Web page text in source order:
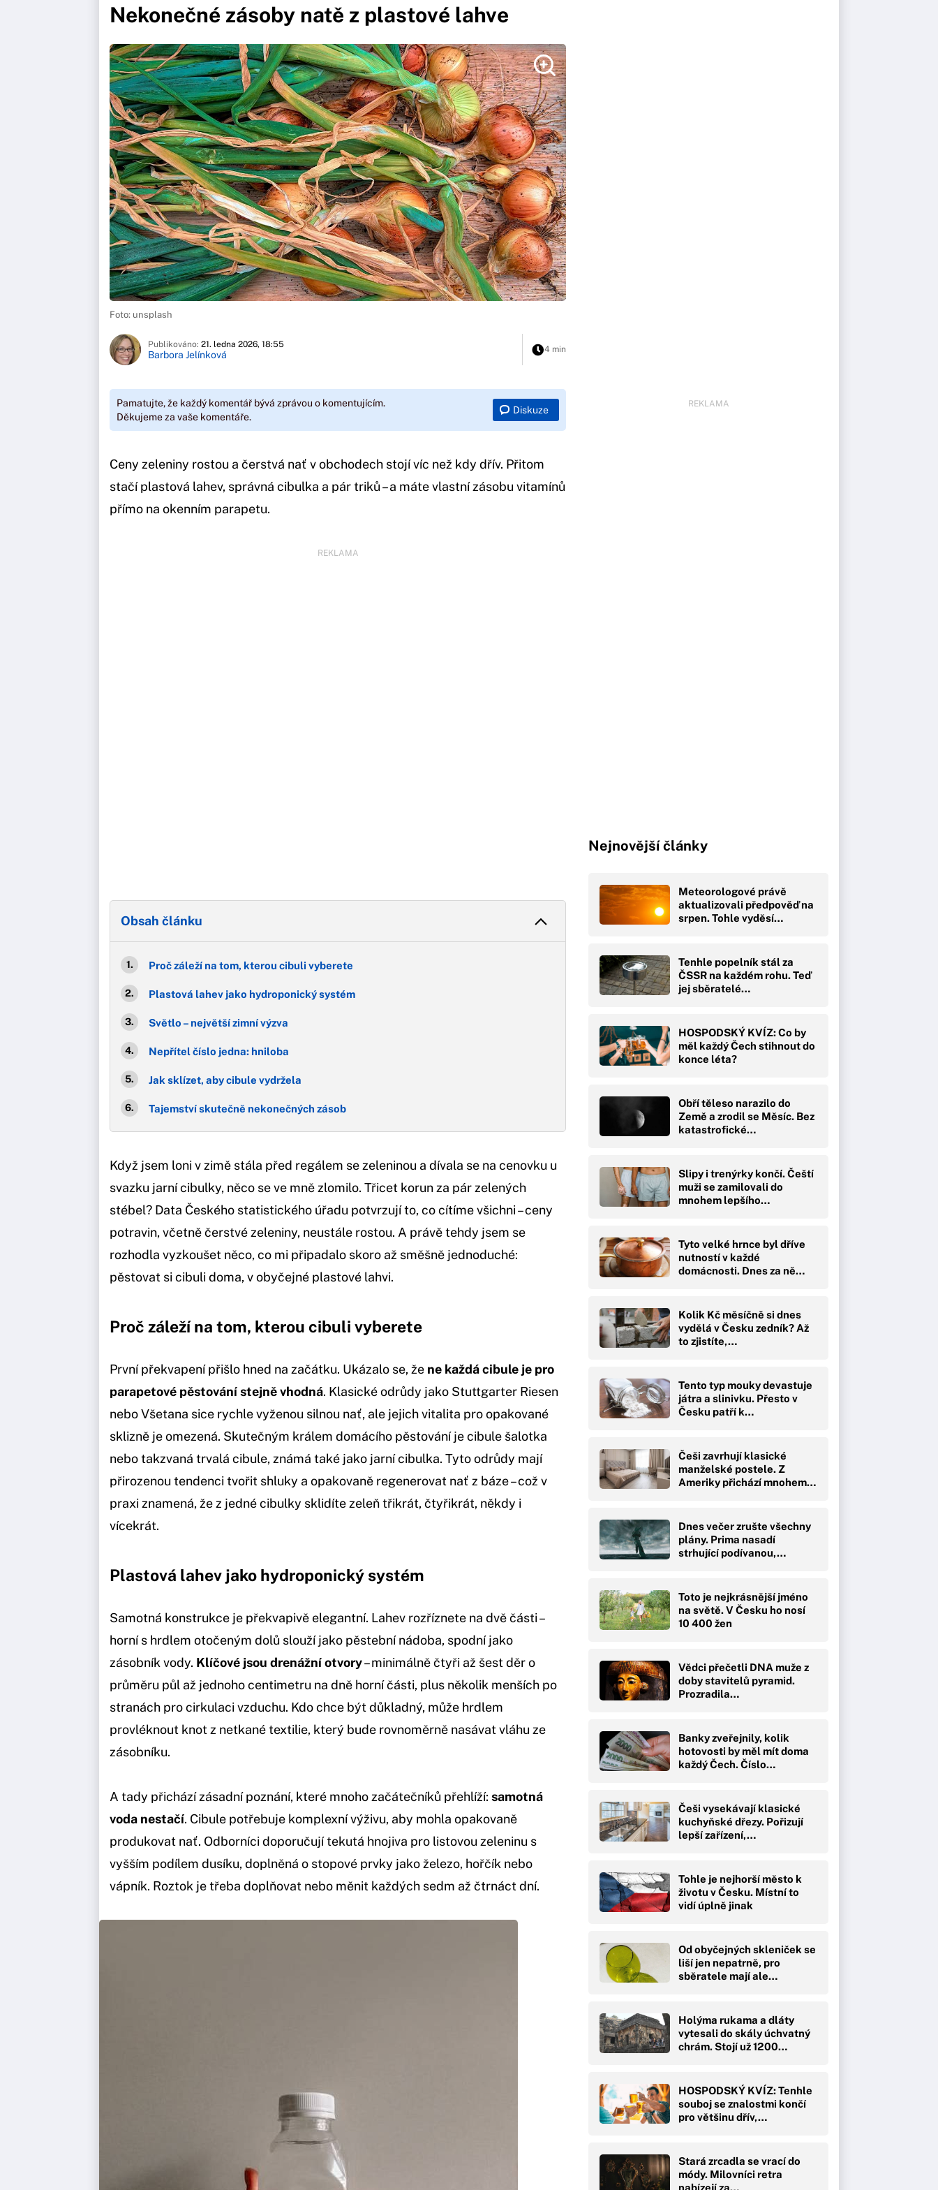
Nekonečné zásoby natě z plastové lahve
Foto: unsplash
Publikováno: 21. ledna 2026, 18:55
Barbora Jelínková 4 min
Pamatujte, že každý komentář bývá zprávou o komentujícím.
Děkujeme za vaše komentáře.
Diskuze
Ceny zeleniny rostou a čerstvá nať v obchodech stojí víc než kdy dřív. Přitom
stačí plastová lahev, správná cibulka a pár triků – a máte vlastní zásobu vitamínů
přímo na okenním parapetu.
REKLAMA
Obsah článku
Proč záleží na tom, kterou cibuli vyberete
Plastová lahev jako hydroponický systém
Světlo – největší zimní výzva
Nepřítel číslo jedna: hniloba
Jak sklízet, aby cibule vydržela
Tajemství skutečně nekonečných zásob
Když jsem loni v zimě stála před regálem se zeleninou a dívala se na cenovku u
svazku jarní cibulky, něco se ve mně zlomilo. Třicet korun za pár zelených
stébel? Data Českého statistického úřadu potvrzují to, co cítíme všichni – ceny
potravin, včetně čerstvé zeleniny, neustále rostou. A právě tehdy jsem se
rozhodla vyzkoušet něco, co mi připadalo skoro až směšně jednoduché:
pěstovat si cibuli doma, v obyčejné plastové lahvi.
Proč záleží na tom, kterou cibuli vyberete
První překvapení přišlo hned na začátku. Ukázalo se, že ne každá cibule je pro
parapetové pěstování stejně vhodná. Klasické odrůdy jako Stuttgarter Riesen
nebo Všetana sice rychle vyženou silnou nať, ale jejich vitalita pro opakované
sklizně je omezená. Skutečným králem domácího pěstování je cibule šalotka
nebo takzvaná trvalá cibule, známá také jako jarní cibulka. Tyto odrůdy mají
přirozenou tendenci tvořit shluky a opakovaně regenerovat nať z báze – což v
praxi znamená, že z jedné cibulky sklidíte zeleň třikrát, čtyřikrát, někdy i
vícekrát.
Plastová lahev jako hydroponický systém
Samotná konstrukce je překvapivě elegantní. Lahev rozříznete na dvě části –
horní s hrdlem otočeným dolů slouží jako pěstební nádoba, spodní jako
zásobník vody. Klíčové jsou drenážní otvory– minimálně čtyři až šest děr o
průměru půl až jednoho centimetru na dně horní části, plus několik menších po
stranách pro cirkulaci vzduchu. Kdo chce být důkladný, může hrdlem
provléknout knot z netkané textilie, který bude rovnoměrně nasávat vláhu ze
zásobníku.
A tady přichází zásadní poznání, které mnoho začátečníků přehlíží: samotná
voda nestačí. Cibule potřebuje komplexní výživu, aby mohla opakovaně
produkovat nať. Odborníci doporučují tekutá hnojiva pro listovou zeleninu s
vyšším podílem dusíku, doplněná o stopové prvky jako železo, hořčík nebo
vápník. Roztok je třeba doplňovat nebo měnit každých sedm až čtrnáct dní.
REKLAMA
Nejnovější články
Meteorologové právě
aktualizovali předpověď na
srpen. Tohle vyděsí…
Tenhle popelník stál za
ČSSR na každém rohu. Teď
jej sběratelé…
HOSPODSKÝ KVÍZ: Co by
měl každý Čech stihnout do
konce léta?
Obří těleso narazilo do
Země a zrodil se Měsíc. Bez
katastrofické…
Slipy i trenýrky končí. Čeští
muži se zamilovali do
mnohem lepšího…
Tyto velké hrnce byl dříve
nutností v každé
domácnosti. Dnes za ně…
Kolik Kč měsíčně si dnes
vydělá v Česku zedník? Až
to zjistíte,…
Tento typ mouky devastuje
játra a slinivku. Přesto v
Česku patří k…
Češi zavrhují klasické
manželské postele. Z
Ameriky přichází mnohem…
Dnes večer zrušte všechny
plány. Prima nasadí
strhující podívanou,…
Toto je nejkrásnější jméno
na světě. V Česku ho nosí
10 400 žen
Vědci přečetli DNA muže z
doby stavitelů pyramid.
Prozradila…
Banky zveřejnily, kolik
hotovosti by měl mít doma
každý Čech. Číslo…
Češi vysekávají klasické
kuchyňské dřezy. Pořizují
lepší zařízení,…
Tohle je nejhorší město k
životu v Česku. Místní to
vidí úplně jinak
Od obyčejných skleniček se
liší jen nepatrně, pro
sběratele mají ale…
Holýma rukama a dláty
vytesali do skály úchvatný
chrám. Stojí už 1200…
HOSPODSKÝ KVÍZ: Tenhle
souboj se znalostmi končí
pro většinu dřív,…
Stará zrcadla se vrací do
módy. Milovníci retra
nabízejí za…